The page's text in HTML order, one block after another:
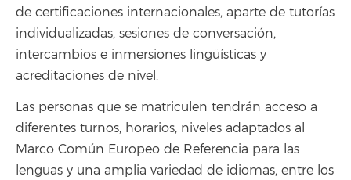
de certificaciones internacionales, aparte de tutorías
individualizadas, sesiones de conversación,
intercambios e inmersiones lingüísticas y
acreditaciones de nivel.
Las personas que se matriculen tendrán acceso a
diferentes turnos, horarios, niveles adaptados al
Marco Común Europeo de Referencia para las
lenguas y una amplia variedad de idiomas, entre los